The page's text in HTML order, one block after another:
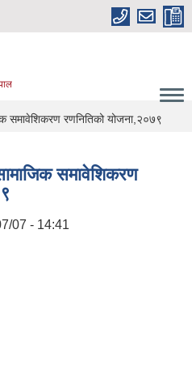
समावेशिकरण रणनितिको योजना,२०७९
समावेशिकरण
07 - 14:41